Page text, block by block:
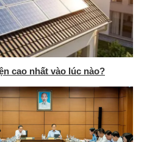
cao nhất vào lúc nào?